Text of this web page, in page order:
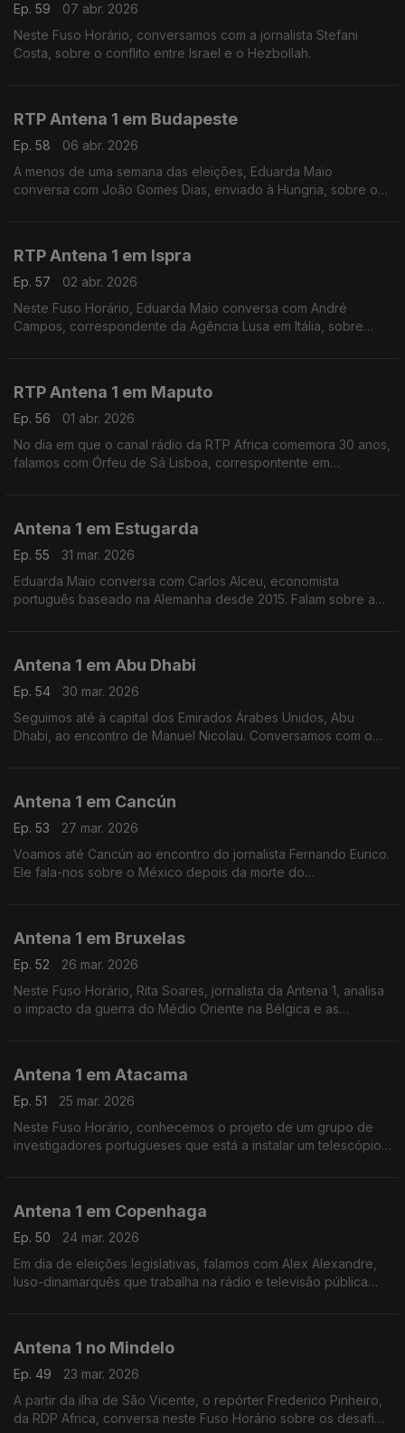
Ep. 59
07 abr. 2026
Neste Fuso Horário, conversamos com a jornalista Stefani
Costa, sobre o conflito entre Israel e o Hezbollah.
RTP Antena 1 em Budapeste
Ep. 58
06 abr. 2026
A menos de uma semana das eleições, Eduarda Maio
conversa com João Gomes Dias, enviado à Hungria, sobre os
RTP Antena 1 em Ispra
Ep. 57
02 abr. 2026
Neste Fuso Horário, Eduarda Maio conversa com André
Campos, correspondente da Agência Lusa em Itália, sobre
RTP Antena 1 em Maputo
Ep. 56
01 abr. 2026
No dia em que o canal rádio da RTP Africa comemora 30 anos,
falamos com Órfeu de Sá Lisboa, correspontente em
Antena 1 em Estugarda
Ep. 55
31 mar. 2026
Eduarda Maio conversa com Carlos Alceu, economista
português baseado na Alemanha desde 2015. Falam sobre a
Antena 1 em Abu Dhabi
Ep. 54
30 mar. 2026
Seguimos até à capital dos Emirados Árabes Unidos, Abu
Dhabi, ao encontro de Manuel Nicolau. Conversamos com o
Antena 1 em Cancún
Ep. 53
27 mar. 2026
Voamos até Cancún ao encontro do jornalista Fernando Eurico.
Ele fala-nos sobre o México depois da morte do
Antena 1 em Bruxelas
Ep. 52
26 mar. 2026
Neste Fuso Horário, Rita Soares, jornalista da Antena 1, analisa
o impacto da guerra do Médio Oriente na Bélgica e as
Antena 1 em Atacama
Ep. 51
25 mar. 2026
Neste Fuso Horário, conhecemos o projeto de um grupo de
investigadores portugueses que está a instalar um telescópio
Antena 1 em Copenhaga
Ep. 50
24 mar. 2026
Em dia de eleições legislativas, falamos com Alex Alexandre,
luso-dinamarquês que trabalha na rádio e televisão pública
Antena 1 no Mindelo
Ep. 49
23 mar. 2026
A partir da ilha de São Vicente, o repórter Frederico Pinheiro,
da RDP Africa, conversa neste Fuso Horário sobre os desafios